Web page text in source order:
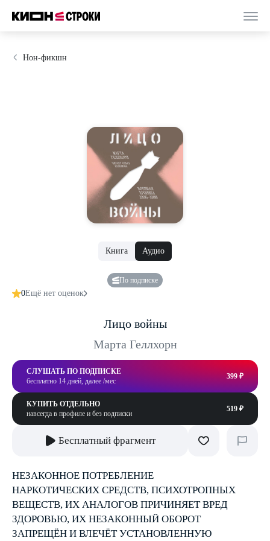
Нон-фикшн
Книга Аудио
По подписке
0Ещё нет оценок
Лицо войны
Марта Геллхорн
СЛУШАТЬ ПО ПОДПИСКЕ
бесплатно 14 дней, далее /мес
399 ₽
КУПИТЬ ОТДЕЛЬНО
навсегда в профиле и без подписки
519 ₽
Бесплатный фрагмент
НЕЗАКОННОЕ ПОТРЕБЛЕНИЕ
НАРКОТИЧЕСКИХ СРЕДСТВ, ПСИХОТРОПНЫХ
ВЕЩЕСТВ, ИХ АНАЛОГОВ ПРИЧИНЯЕТ ВРЕД
ЗДОРОВЬЮ, ИХ НЕЗАКОННЫЙ ОБОРОТ
ЗАПРЕЩЁН И ВЛЕЧЁТ УСТАНОВЛЕННУЮ